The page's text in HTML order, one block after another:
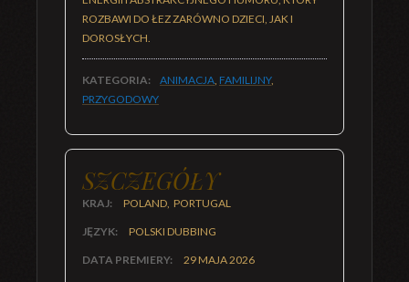
ROZBAWI DO ŁEZ ZARÓWNO DZIECI, JAK I
DOROSŁYCH.
KATEGORIA: ANIMACJA, FAMILIJNY,
PRZYGODOWY
SZCZEGÓŁY
KRAJ: POLAND, PORTUGAL
JĘZYK: POLSKI DUBBING
DATA PREMIERY: 29 MAJA 2026